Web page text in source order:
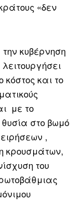
«δεν
κυβέρνηση
και το
με το
στο βωμό
,
κρουσμάτων,
του